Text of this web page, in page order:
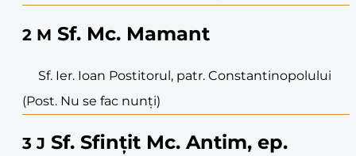
2 M Sf. Mc. Mamant
Sf. Ier. Ioan Postitorul, patr. Constantinopolului
(Post. Nu se fac nunți)
3 J Sf. Sfințit Mc. Antim, ep.